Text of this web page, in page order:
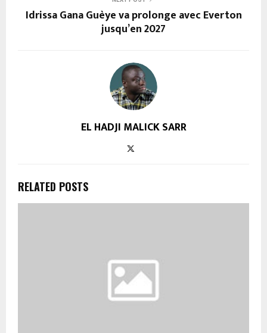
Idrissa Gana Guèye va prolonge avec Everton
jusqu’en 2027
EL HADJI MALICK SARR
RELATED POSTS